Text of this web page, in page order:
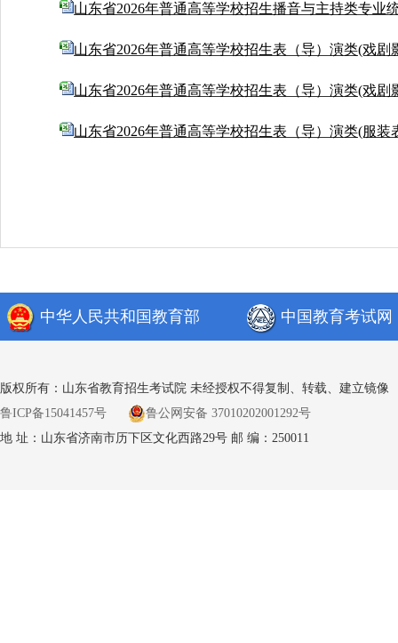
山东省2026年普通高等学校招生播音与主持类专业
山东省2026年普通高等学校招生表（导）演类(戏
山东省2026年普通高等学校招生表（导）演类(戏
山东省2026年普通高等学校招生表（导）演类(服
中华人民共和国教育部 中国教育考试网
版权所有：山东省教育招生考试院 未经授权不得复制、转载、建立镜像
鲁ICP备15041457号
鲁公网安备 37010202001292号
地 址：山东省济南市历下区文化西路29号 邮 编：250011